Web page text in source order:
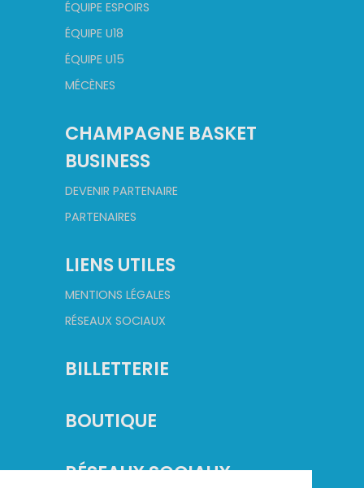
ÉQUIPE ESPOIRS
ÉQUIPE U18
ÉQUIPE U15
MÉCÈNES
CHAMPAGNE BASKET
BUSINESS
DEVENIR PARTENAIRE
PARTENAIRES
LIENS UTILES
MENTIONS LÉGALES
RÉSEAUX SOCIAUX
BILLETTERIE
BOUTIQUE
RÉSEAUX SOCIAUX